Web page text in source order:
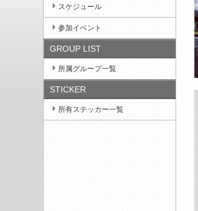
スケジュール
参加イベント
GROUP LIST
所属グループ一覧
STICKER
所有ステッカー一覧